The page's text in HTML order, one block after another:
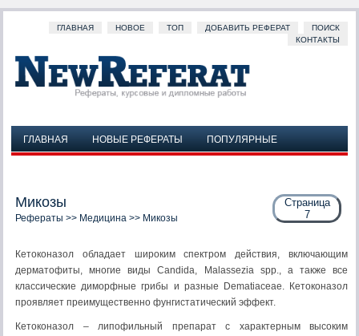
ГЛАВНАЯ НОВОЕ ТОП ДОБАВИТЬ РЕФЕРАТ
ПОИСК
КОНТАКТЫ
ГЛАВНАЯ НОВЫЕ РЕФЕРАТЫ
ПОПУЛЯРНЫЕ
Страница
7
Микозы
Рефераты >> Медицина >> Микозы
Кетоконазол обладает широким спектром действия, включающим
дерматофиты, многие виды Candida, Malassezia spp., а также все
классиче­ские диморфные грибы и разные Dematiaceae. Кетоконазол
проявляет преимущественно фунгистатический эффект.
Кетоконазол – липофильный препарат с характер­ным высоким